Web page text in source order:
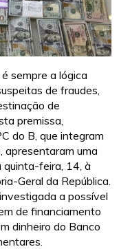
sempre a lógica
de fraudes,
de
premissa,
do B, que integram
apresentaram uma
quinta-feira, 14, à
Geral da República.
a possível
de financiamento
dinheiro do Banco